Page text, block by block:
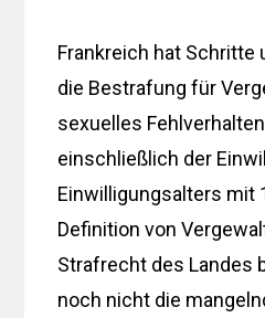
Frankreich hat Schritte
die Bestrafung für
sexuelles
einschließlich der
Einwilligungsalters mit
Definition von
Strafrecht des Landes
noch nicht die